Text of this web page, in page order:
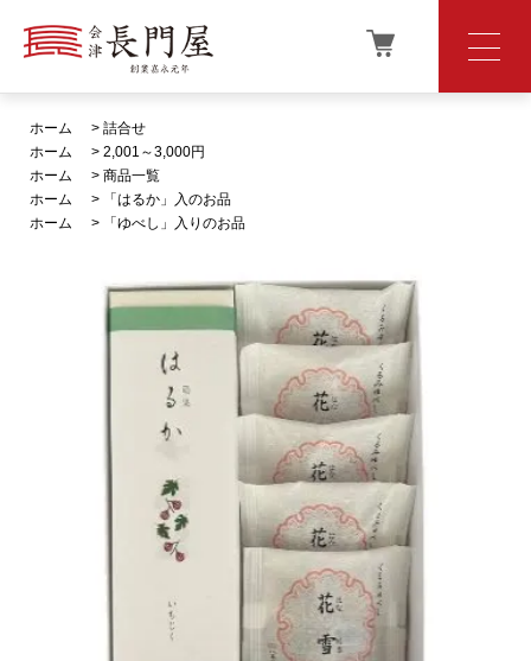
ホーム > 詰合せ
ホーム
> 2,001～3,000円
ホーム
> 商品一覧
ホーム
>
「はるか」入のお品
ホーム
> 「ゆべし」入りのお品